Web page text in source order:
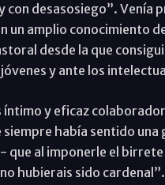
desasosiego”. Venía
amplio conocimiento
desde la que
y ante los
y eficaz
había sentido
que al imponerle el
hubierais sido cardenal”.